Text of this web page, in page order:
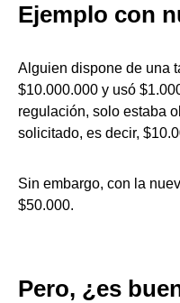
Ejemplo con
Alguien dispone de una
$10.000.000 y usó
regulación, solo estaba
solicitado, es decir,
Sin embargo, con la
$50.000.
Pero, ¿es